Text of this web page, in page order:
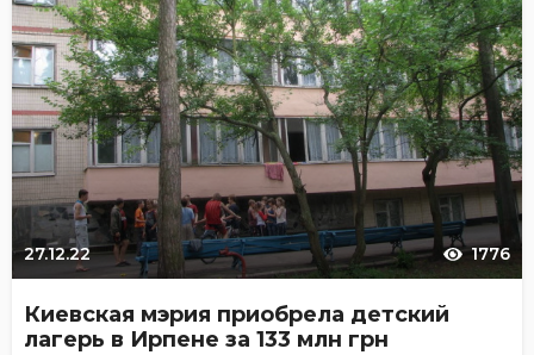
27.12.22 1776
Киевская мэрия приобрела детский
лагерь в Ирпене за 133 млн грн